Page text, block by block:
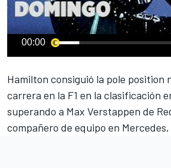
00:00
Hamilton consiguió la pole position
carrera en la F1 en la clasificación
superando a Max Verstappen de
compañero de equipo en